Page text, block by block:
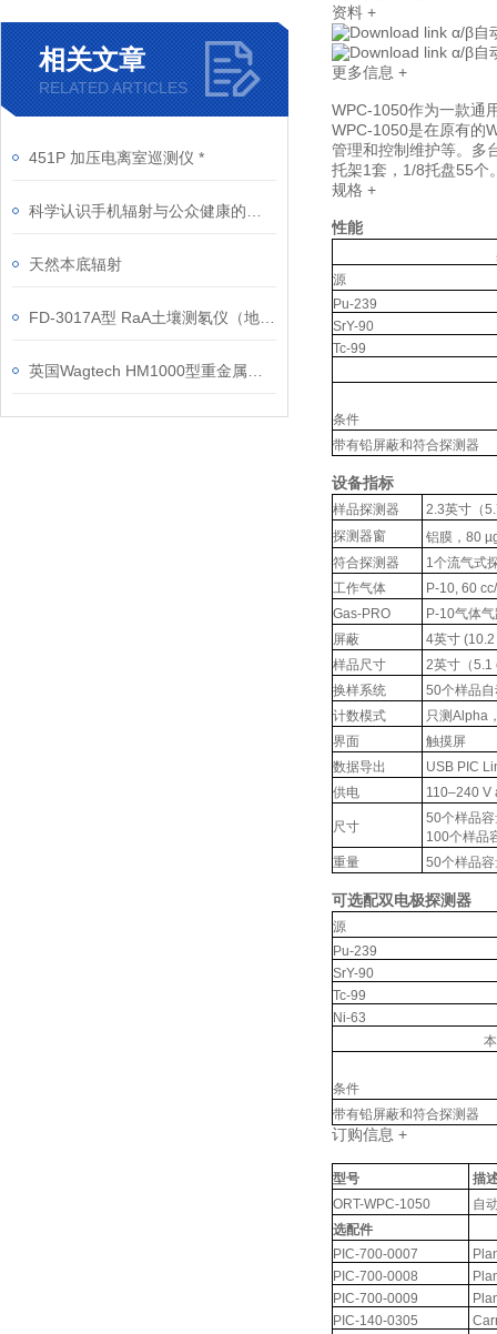
相关文章
RELATED ARTICLES
451P 加压电离室巡测仪 *
天然本底辐射
资料 +
α/β自
α/β自
更多信息 +
WPC-1050作为一款通
WPC-1050是在原有的
管理和控制维护等。多
托架1套，1/8托盘55个
规格 +
性能
源
Pu-239
SrY-90
Tc-99
条件
带有铅屏蔽和符合探测器
设备指标
样品探测器
2.3英寸（
探测器窗
铝膜，80
符合探测器
1个流气式
工作气体
P-10, 60
Gas-PRO
P-10气体
屏蔽
4英寸
样品尺寸
2英寸（5.1
换样系统
50个样品
计数模式
只测Alpha
界面
触摸屏
数据导出
USB PIC
供电
110–240 V
尺寸
50个样品
100个样品
重量
50个样品
可选配双电极探测器
源
Pu-239
SrY-90
Tc-99
Ni-63
条件
带有铅屏蔽和符合探测器
订购信息 +
型号
描
ORT-WPC-1050
自
选配件
PIC-700-0007
PIC-700-0008
PIC-700-0009
PIC-140-0305